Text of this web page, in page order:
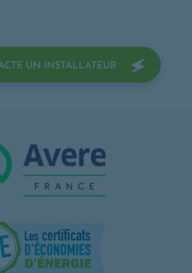
UN INSTALLATEUROPENS IN A